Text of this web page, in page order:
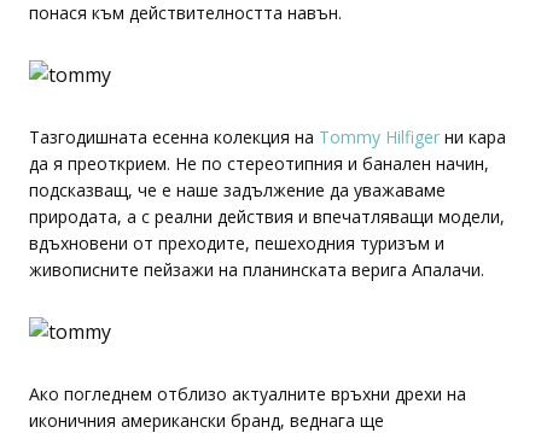
понася към действителността навън.
Тазгодишната есенна колекция на Tommy Hilfiger ни кара
да я преоткрием. Не по стереотипния и банален начин,
подсказващ, че е наше задължение да уважаваме
природата, а с реални действия и впечатляващи модели,
вдъхновени от преходите, пешеходния туризъм и
живописните пейзажи на планинската верига Апалачи.
Ако погледнем отблизо актуалните връхни дрехи на
иконичния американски бранд, веднага ще